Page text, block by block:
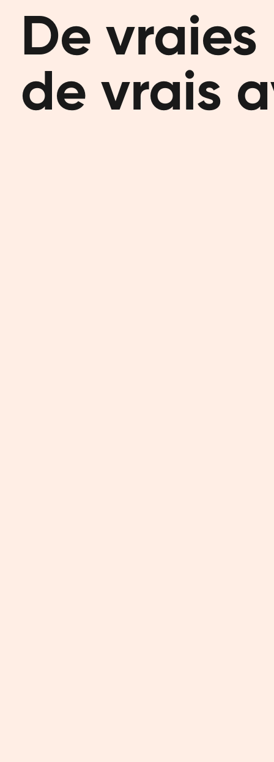
De
de vrais